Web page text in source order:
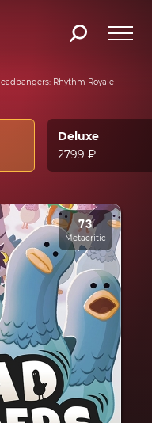
Rhythm Royale
Deluxe
2799 ₽
73
Metacritic